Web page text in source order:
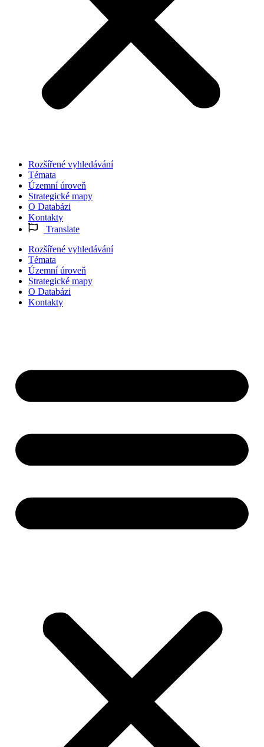
Rozšířené vyhledávání
Témata
Územní úroveň
Strategické mapy
O Databázi
Kontakty
Translate
Rozšířené vyhledávání
Témata
Územní úroveň
Strategické mapy
O Databázi
Kontakty